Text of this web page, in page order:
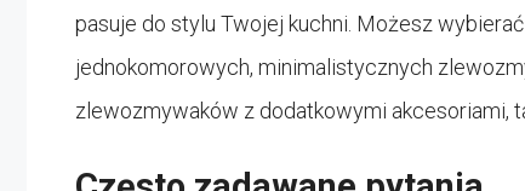
pasuje do stylu Twojej kuchni. Możesz
jednokomorowych, minimalistycznych
zlewozmywaków z dodatkowymi akcesoriami,